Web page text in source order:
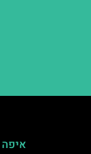
איפה